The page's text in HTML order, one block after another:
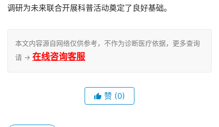
调研为未来联合开展科普活动奠定了良好基础。
本文内容源自网络仅供参考，不作为诊断医疗依据，更多查询
请 → 在线咨询客服
赞 (0)